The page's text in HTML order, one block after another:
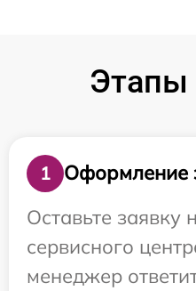
Этапы
1
Оформление
Оставьте заявку
сервисного
менеджер